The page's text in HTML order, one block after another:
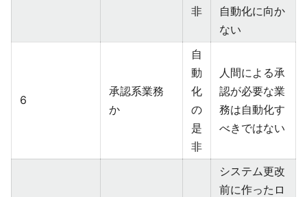
非
自動化に向か
ない
6
承認系業務
か
自
動
化
の
是
非
人間による承
認が必要な業
務は自動化す
べきではない
システム更改
前に作ったロ